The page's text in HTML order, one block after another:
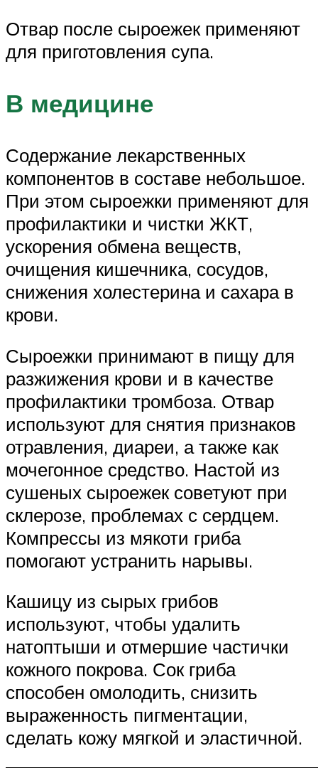
Отвар после сыроежек применяют
для приготовления супа.
В медицине
Содержание лекарственных
компонентов в составе небольшое.
При этом сыроежки применяют для
профилактики и чистки ЖКТ,
ускорения обмена веществ,
очищения кишечника, сосудов,
снижения холестерина и сахара в
крови.
Сыроежки принимают в пищу для
разжижения крови и в качестве
профилактики тромбоза. Отвар
используют для снятия признаков
отравления, диареи, а также как
мочегонное средство. Настой из
сушеных сыроежек советуют при
склерозе, проблемах с сердцем.
Компрессы из мякоти гриба
помогают устранить нарывы.
Кашицу из сырых грибов
используют, чтобы удалить
натоптыши и отмершие частички
кожного покрова. Сок гриба
способен омолодить, снизить
выраженность пигментации,
сделать кожу мягкой и эластичной.